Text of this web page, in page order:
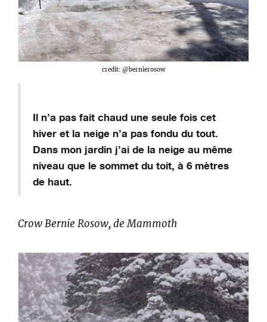
credit: @bernierosow
Il n’a pas fait chaud une seule fois cet
hiver et la neige n’a pas fondu du tout.
Dans mon jardin j’ai de la neige au même
niveau que le sommet du toit, à 6 mètres
de haut.
Crow Bernie Rosow, deMammoth